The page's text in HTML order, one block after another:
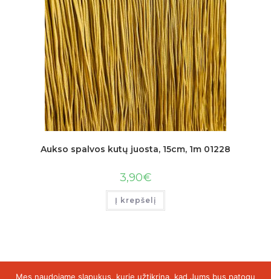
Aukso spalvos kutų juosta, 15cm, 1m 01228
3,90€
Į krepšelį
Mes naudojame slapukus, kurie užtikrina, kad Jums bus patogu